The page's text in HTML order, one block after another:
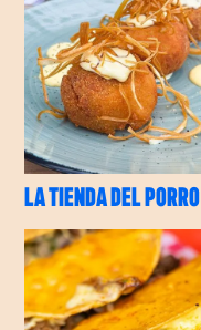
LA TIENDA DEL PORRO